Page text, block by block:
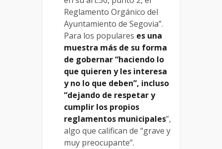
Reglamento Orgánico del
Ayuntamiento de Segovia”.
Para los populares es una
muestra más de su forma
de gobernar “haciendo lo
que quieren y les interesa
y no lo que deben”, incluso
“dejando de respetar y
cumplir los propios
reglamentos municipales”,
algo que califican de “grave y
muy preocupante”.